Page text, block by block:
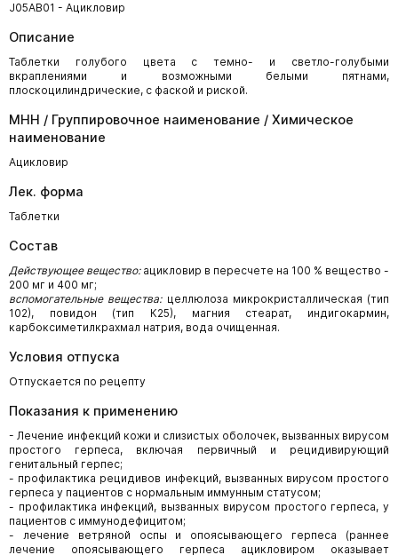
J05AB01 - Ацикловир
Описание
Таблетки голубого цвета с темно- и светло-голубыми
вкраплениями и возможными белыми пятнами,
плоскоцилиндрические, с фаской и риской.
МНН / Группировочное наименование / Химическое
наименование
Ацикловир
Лек. форма
Таблетки
Состав
Действующее вещество:ацикловир в пересчете на 100 % вещество -
200 мг и 400 мг;
вспомогательные вещества:целлюлоза микрокристаллическая (тип
102), повидон (тип К25), магния стеарат, индигокармин,
карбоксиметилкрахмал натрия, вода очищенная.
Условия отпуска
Отпускается по рецепту
Показания к применению
- Лечение инфекций кожи и слизистых оболочек, вызванных вирусом
простого герпеса, включая первичный и рецидивирующий
генитальный герпес;
- профилактика рецидивов инфекций, вызванных вирусом простого
герпеса у пациентов с нормальным иммунным статусом;
- профилактика инфекций, вызванных вирусом простого герпеса, у
пациентов с иммунодефицитом;
- лечение ветряной оспы и опоясывающего герпеса (раннее
лечение опоясывающего герпеса ацикловиром оказывает